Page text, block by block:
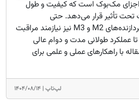
اجزای مک‌بوک است که کیفیت و طول
تأثیر قرار می‌دهد. حتی
مک‌بوک‌های جدید با پردازنده‌های M2 و M3 نیز نیازمند مراقبت
عملکرد طولانی مدت و دوام عالی
با راهکارهای عملی و علمی برای
لپ‌تاپ | ۱۴۰۴/۰۸/۱۴